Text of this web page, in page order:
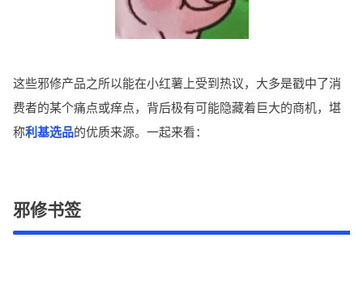
这些邪修产品之所以能在小红薯上受到热议，大多是戳中了消
费者的某个痛点或痒点，背后极有可能隐藏着巨大的商机，堪
称利基选品的优质来源。一起来看：
邪修书签